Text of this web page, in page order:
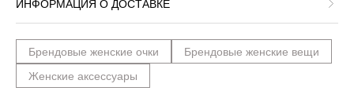
ИНФОРМАЦИЯ О ДОСТАВКЕ
Брендовые женские очки
Брендовые женские вещи
Женские аксессуары